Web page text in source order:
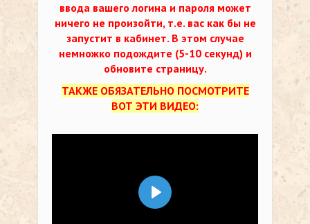
ввода вашего логина и пароля может
ничего не произойти, т.е. вас как бы не
запустит в кабинет. В этом случае
немножко подождите (5-10 секунд) и
обновите страницу.
ТАКЖЕ ОБЯЗАТЕЛЬНО ПОСМОТРИТЕ
ВОТ ЭТИ ВИДЕО:
Воспроизвести